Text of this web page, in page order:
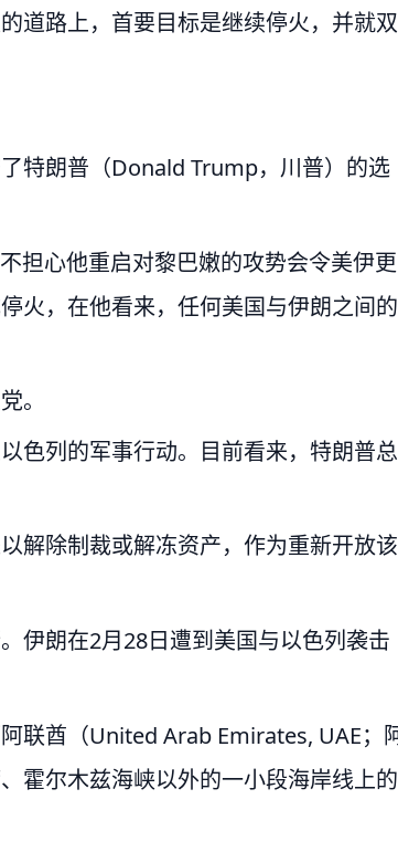
道路上，首要目标是继续停火，并就双
特朗普（Donald Trump，川普）的选
担心他重启对黎巴嫩的攻势会令美伊更
火，在他看来，任何美国与伊朗之间的
。
色列的军事行动。目前看来，特朗普总
解除制裁或解冻资产，作为重新开放该
伊朗在2月28日遭到美国与以色列袭击
联酋（United Arab Emirates, UAE；
霍尔木兹海峡以外的一小段海岸线上的